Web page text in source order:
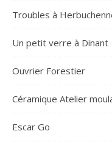
Troubles à
Un petit verre à Dinant
Ouvrier Forestier
Céramique Atelier
Escar Go